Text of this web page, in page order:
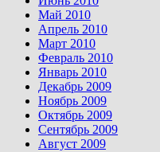
Май 2010
Апрель 2010
Март 2010
Февраль 2010
Январь 2010
Декабрь 2009
Ноябрь 2009
Октябрь 2009
Сентябрь 2009
Август 2009